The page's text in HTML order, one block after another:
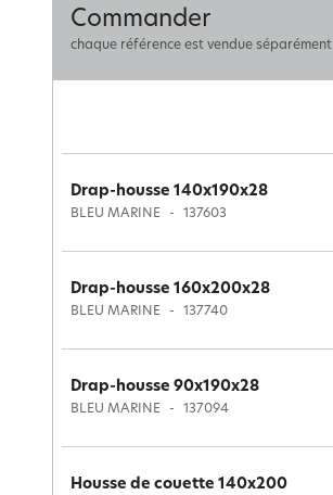
Commander
chaque référence est vendue séparément
Drap-housse 140x190x28
BLEU MARINE 137603
Drap-housse 160x200x28
BLEU MARINE 137740
Drap-housse 90x190x28
BLEU MARINE 137094
Housse de couette 140x200